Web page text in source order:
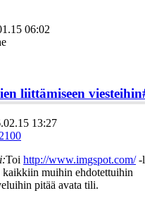
06:02
liittämiseen viesteihin
13:27
Toi http://www.imgspot.com/-
muihin ehdotettuihin
pitää avata tili.